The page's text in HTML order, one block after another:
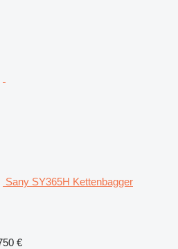
Sany SY365H Kettenbagger
€